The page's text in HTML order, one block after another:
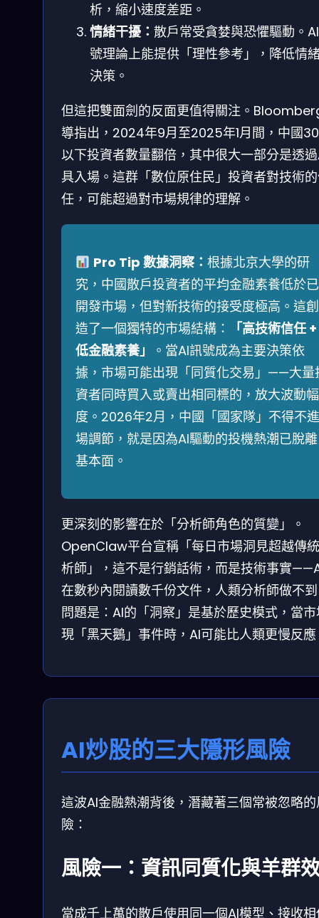
析，縮小速度差距。
情緒干擾： 散戶常受貪婪與恐懼驅動。
號理論上能提供「理性參考」，降低情
決策。
但這把雙面劍的反面更值得關注。
導指出，2024年9月至2025年1月間，中國
以下投資者數量翻倍，其中很大一部分是透
具入場。這群「數位原住民」投資者對技術
任，可能超過對市場規律的理解。
Pro Tip 數據洞察： 根據北京大學的研
究，中國散戶投資者的平均金融素養低於已
開發市場，但對新技術的接受度極高。這創
造了一個獨特的市場結構：
「高技術信任 +
低金融素養」
。當AI訊號成為主要決策依
據，市場可能出現「同質化交易」——大量
資者同時買入或賣出相同標的，放大波動幅
度。2026年2月，中國「國家隊」不得不進
場調節，就是因為AI驅動的投機熱潮已脫離
基本面。
更深刻的影響在於「分析師角色的質變」。
OpenClaw平台宣稱「每日市場洞見超越傳
析師」，這不是行銷話術，而是技術事實
在數秒內閱讀數千份文件，人類分析師做不
問題是：AI的「洞察」是基於歷史模式，當
現「黑天鵝」事件時，AI可能比人類更慢反
AI炒股的三大隱形風險
這波AI金融熱潮背後，潛藏著三個常被忽略
險：
風險一：資訊同質化與羊群
當成千上萬的散戶使用同一個AI模型、接收